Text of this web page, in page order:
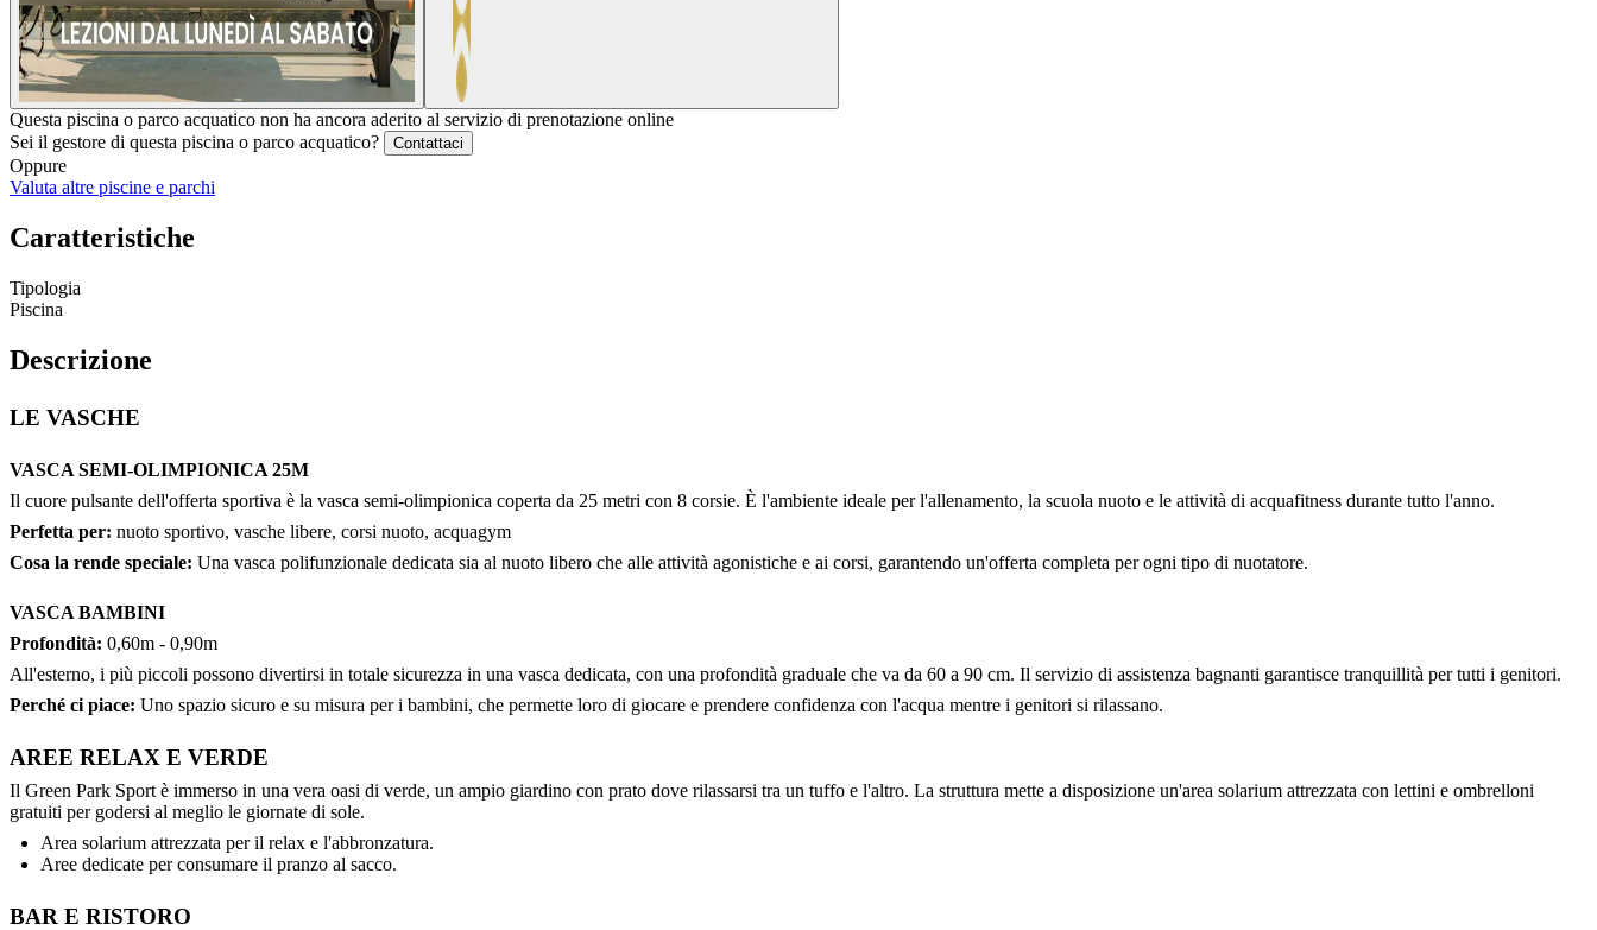
Questa piscina o parco acquatico non ha ancora aderito al servizio di prenotazione online
Sei il gestore di questa piscina o parco acquatico?
Contattaci
Oppure
Valuta altre piscine e parchi
Caratteristiche
Tipologia
Piscina
Descrizione
LE VASCHE
VASCA SEMI-OLIMPIONICA 25M
Il cuore pulsante dell'offerta sportiva è la vasca semi-olimpionica coperta da 25 metri con 8 corsie. È l'ambiente ideale per l'allenamento, la scuola nuoto e le attività di acquafitness durante tutto l'anno.
Perfetta per: nuoto sportivo, vasche libere, corsi nuoto, acquagym
Cosa la rende speciale: Una vasca polifunzionale dedicata sia al nuoto libero che alle attività agonistiche e ai corsi, garantendo un'offerta completa per ogni tipo di nuotatore.
VASCA BAMBINI
Profondità: 0,60m - 0,90m
All'esterno, i più piccoli possono divertirsi in totale sicurezza in una vasca dedicata, con una profondità graduale che va da 60 a 90 cm. Il servizio di assistenza bagnanti garantisce tranquillità per tutti i genitori.
Perché ci piace: Uno spazio sicuro e su misura per i bambini, che permette loro di giocare e prendere confidenza con l'acqua mentre i genitori si rilassano.
AREE RELAX E VERDE
Il Green Park Sport è immerso in una vera oasi di verde, un ampio giardino con prato dove rilassarsi tra un tuffo e l'altro. La struttura mette a disposizione un'area solarium attrezzata con lettini e ombrelloni
gratuiti per godersi al meglio le giornate di sole.
Area solarium attrezzata per il relax e l'abbronzatura.
Aree dedicate per consumare il pranzo al sacco.
BAR E RISTORO